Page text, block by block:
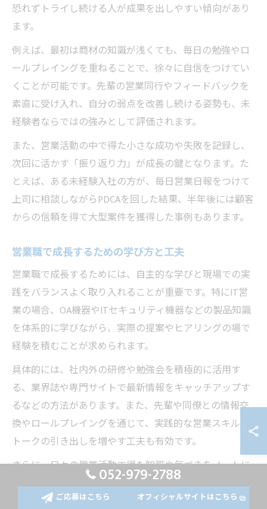
恐れずトライし続ける人が成果を出しやすい傾向があり
ます。
例えば、最初は商材の知識が浅くても、毎日の勉強やロ
ールプレイングを重ねることで、徐々に自信をつけてい
くことが可能です。先輩の営業同行やフィードバックを
素直に受け入れ、自分の弱点を改善し続ける姿勢も、未
経験者ならではの強みとして評価されます。
また、営業活動の中で得た小さな成功や失敗を記録し、
次回に活かす「振り返り力」が成長の鍵となります。た
とえば、ある未経験入社の方が、毎日営業日報をつけて
上司に相談しながらPDCAを回した結果、半年後には顧客
からの信頼を得て大型案件を獲得した事例もあります。
営業職で成長するための学び方と工夫
営業職で成長するためには、自主的な学びと現場での実
践をバランスよく取り入れることが重要です。特にIT営
業の場合、OA機器やITセキュリティ機器などの製品知識
を体系的に学びながら、実際の提案やヒアリングの場で
経験を積むことが求められます。
具体的には、社内外の研修や勉強会を積極的に活用す
る、業界誌や専門サイトで最新情報をキャッチアップす
るなどの方法があります。また、先輩や同僚との情報交
換やロールプレイングを通じて、実践的な営業スキルや
トークの引き出しを増やす工夫も有効です。
さらに、日々の営業活動で得た知識や気づきをノートに
まとめ、苦手分野の克服や成功パターンの共有を行う
と、自己成長につながります。こうした学びの積み重ね
052-979-2788
ご応募はこちら オフィシャルサイトはこちら